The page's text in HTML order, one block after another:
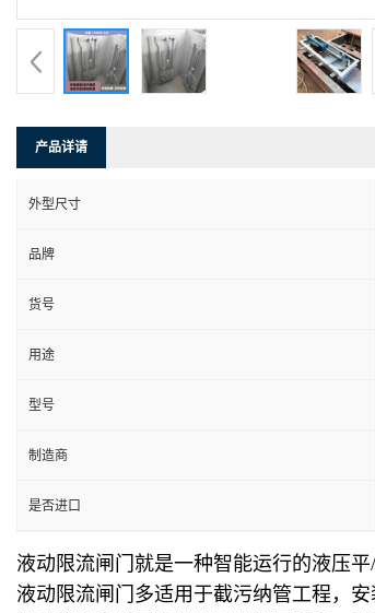
产品详请
外型尺寸
品牌
货号
用途
型号
制造商
是否进口
液动限流闸门就是一种智能运行的液压
液动限流闸门多适用于截污纳管工程，